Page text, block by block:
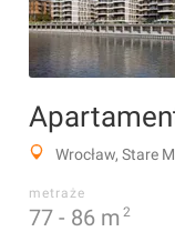
Wrocław, Stare
metraże
77 - 86 m 2